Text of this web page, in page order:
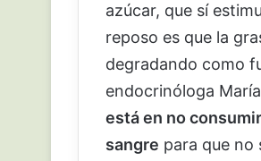
azúcar, que sí
reposo es que la
degradando como
endocrinóloga
está en no
sangre para que no